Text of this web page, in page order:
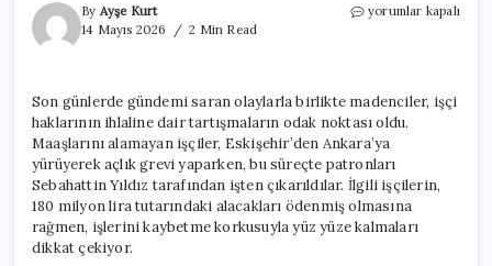
By Ayşe Kurt
14 Mayıs 2026
2 Min Read
Madenciler
ve
Ücretsiz
İzin
Skandalı
için
yorumlar kapalı
Son günlerde gündemi saran olaylarla birlikte madenciler, işçi
haklarının ihlaline dair tartışmaların odak noktası oldu.
Maaşlarını alamayan işçiler, Eskişehir’den Ankara’ya
yürüyerek açlık grevi yaparken, bu süreçte patronları
Sebahattin Yıldız tarafından işten çıkarıldılar. İlgili işçilerin,
180 milyon lira tutarındaki alacakları ödenmiş olmasına
rağmen, işlerini kaybetme korkusuyla yüz yüze kalmaları
dikkat çekiyor.